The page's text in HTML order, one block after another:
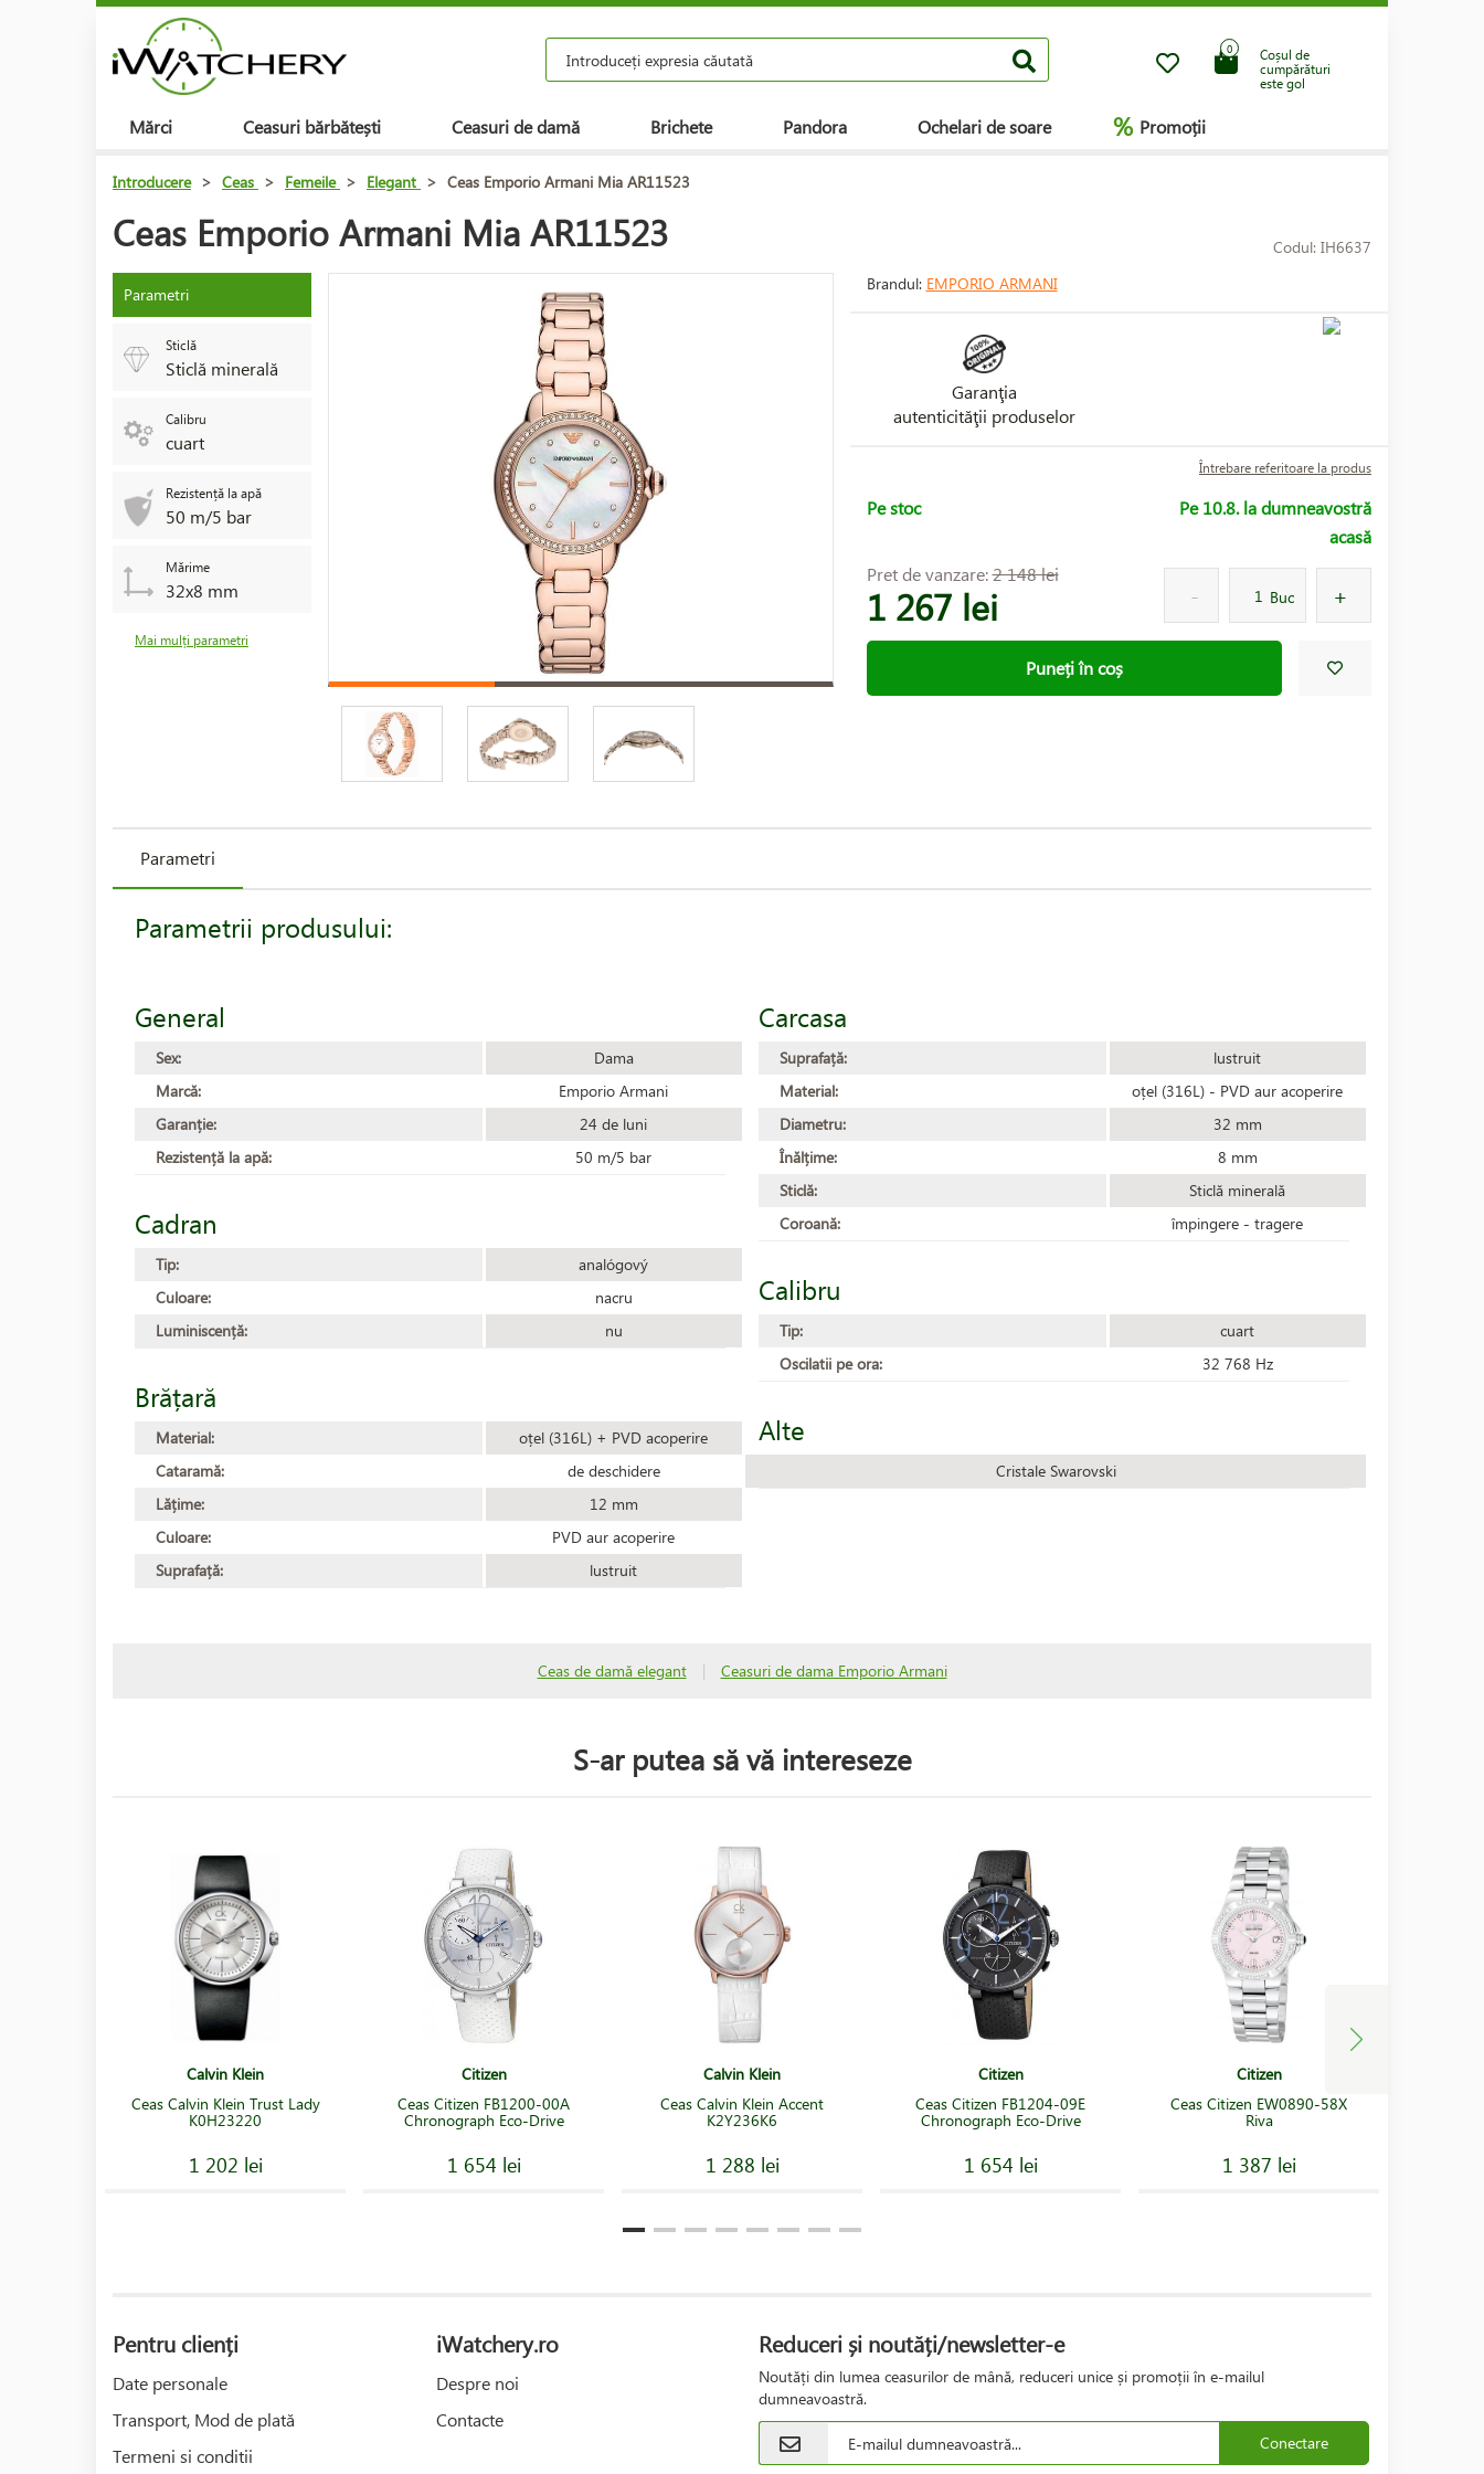
Coșul de
cumpărături
este gol
0
Mărci Ceasuri bărbătești Ceasuri de damă Brichete Pandora Ochelari de soare % Promoții
Introducere > Ceas > Femeile > Elegant > Ceas Emporio Armani Mia AR11523
Ceas Emporio Armani Mia AR11523 Codul: IH6637
Parametri
Sticlă
Sticlă minerală
Calibru
cuart
Rezistență la apă
50 m/5 bar
Mărime
32x8 mm
Mai mulți parametri
Brandul: EMPORIO ARMANI
Garanţia
autenticităţii produselor
Întrebare referitoare la produs
Pe stoc
Pe 10.8. la dumneavostră
acasă
Pret de vanzare:2 148 lei
1 267 lei Buc
Puneți în coș
Parametri
Parametrii produsului:
General
Sex:
Dama
Marcă:
Emporio Armani
Garanție:
24 de luni
Rezistență la apă:
50 m/5 bar
Cadran
Tip:
analógový
Culoare:
nacru
Luminiscență:
nu
Brățară
Material:
oțel (316L) + PVD acoperire
Cataramă:
de deschidere
Lățime:
12 mm
Culoare:
PVD aur acoperire
Suprafață:
lustruit
Carcasa
Suprafață:
lustruit
Material:
oțel (316L) - PVD aur acoperire
Diametru:
32 mm
Înălțime:
8 mm
Sticlă:
Sticlă minerală
Coroană:
împingere - tragere
Calibru
Tip:
cuart
Oscilatii pe ora:
32 768 Hz
Alte
Cristale Swarovski
Ceas de damă elegant | Ceasuri de dama Emporio Armani
S-ar putea să vă intereseze
Calvin Klein
Ceas Calvin Klein Trust Lady
K0H23220
1 202 lei
Citizen
Ceas Citizen FB1200-00A
Chronograph Eco-Drive
1 654 lei
Calvin Klein
Ceas Calvin Klein Accent
K2Y236K6
1 288 lei
Citizen
Ceas Citizen FB1204-09E
Chronograph Eco-Drive
1 654 lei
Citizen
Ceas Citizen EW0890-58X
Riva
1 387 lei
Pentru clienți
Date personale
Transport, Mod de plată
Termeni si conditii
iWatchery.ro
Despre noi
Contacte
Reduceri și noutăți/newsletter-e
Noutăți din lumea ceasurilor de mână, reduceri unice și promoții în e-mailul
dumneavoastră.
Conectare